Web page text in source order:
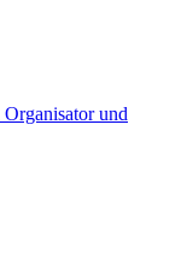
und